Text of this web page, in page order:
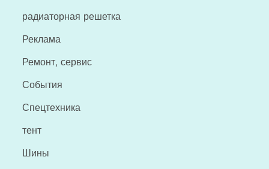
радиаторная решетка
Реклама
Ремонт, сервис
События
Спецтехника
тент
Шины